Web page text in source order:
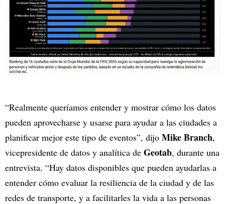
“Realmente queríamos entender y mostrar cómo los datos
pueden aprovecharse y usarse para ayudar a las ciudades a
planificar mejor este tipo de eventos”, dijo Mike Branch,
vicepresidente de datos y analítica de Geotab, durante una
entrevista. “Hay datos disponibles que pueden ayudarlas a
entender cómo evaluar la resiliencia de la ciudad y de las
redes de transporte, y a facilitarles la vida a las personas